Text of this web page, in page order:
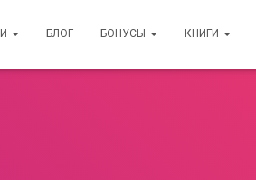
БЛОГ БОНУСЫ КНИГИ